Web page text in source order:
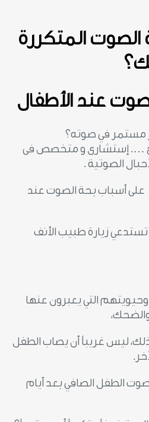
المتكررة
عند الأطفال
مستمر في صوته؟
…. إستشارى و متخصص فى
الصوتية .
أسباب بحة الصوت عند
تستدعي زيارة طبيب الأنف
التي يعبرون عنها
ليس غريباً أن يصاب الطفل
الطفل الصافي بعد أيام